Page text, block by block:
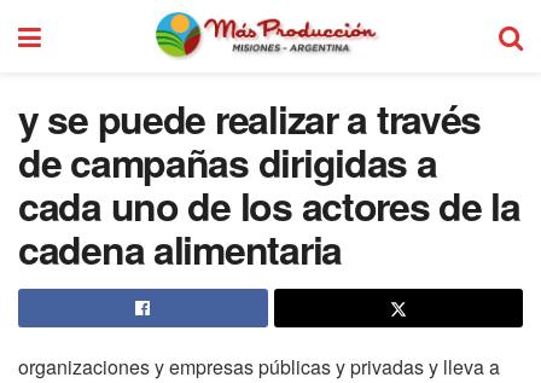
y se puede realizar a través
de campañas dirigidas a
cada uno de los actores de la
cadena alimentaria
organizaciones y empresas públicas y privadas y lleva a